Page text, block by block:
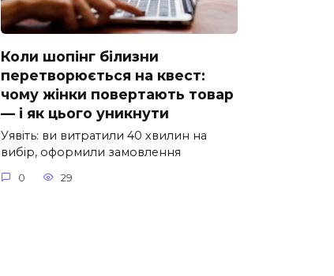
Коли шопінг білизни
перетворюється на квест:
чому жінки повертають товар
— і як цього уникнути
Уявіть: ви витратили 40 хвилин на
вибір, оформили замовлення
0 29